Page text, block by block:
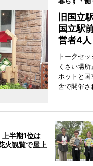
旧国立
国立駅
営者4人
トークセ
くさい場
ポットと
舎で開催さ
半期1位は
火観覧で屋上